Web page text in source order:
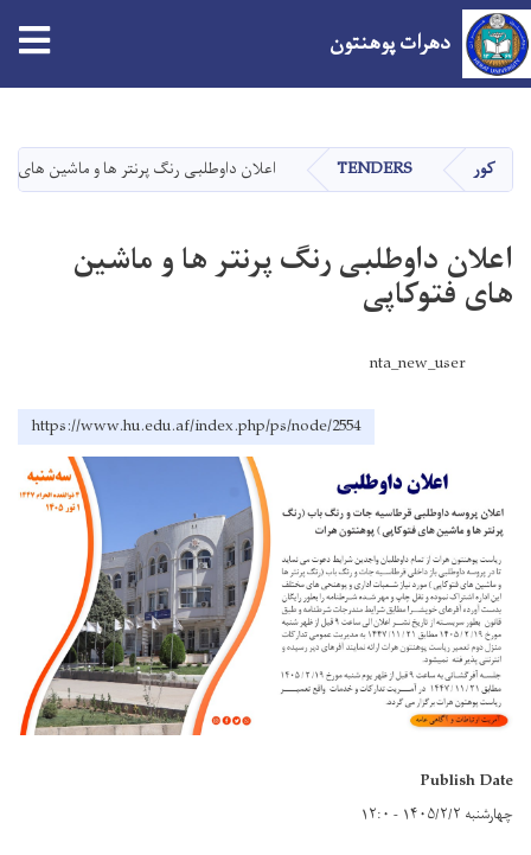
دانګل
دهرات پوهنتون
کور TENDERS اعلان داوطلبی رنگ پرنتر ها و ماشین های
اعلان داوطلبی رنگ پرنتر ها و ماشین
های فتوکاپی
nta_new_user
https://www.hu.edu.af/index.php/ps/node/2554
Publish Date
چهارشنبه ۱۴۰۵/۲/۲ - ۱۲:۰